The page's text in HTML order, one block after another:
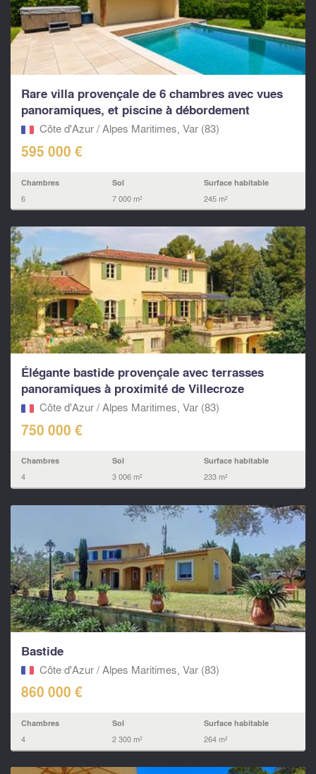
Rare villa provençale de 6 chambres avec vues
panoramiques, et piscine à débordement
Côte d'Azur / Alpes Maritimes, Var (83)
595 000 €
Chambres
6
Sol
7 000 m²
Surface habitable
245 m²
Élégante bastide provençale avec terrasses
panoramiques à proximité de Villecroze
Côte d'Azur / Alpes Maritimes, Var (83)
750 000 €
Chambres
4
Sol
3 006 m²
Surface habitable
233 m²
Bastide
Côte d'Azur / Alpes Maritimes, Var (83)
860 000 €
Chambres
4
Sol
2 300 m²
Surface habitable
264 m²